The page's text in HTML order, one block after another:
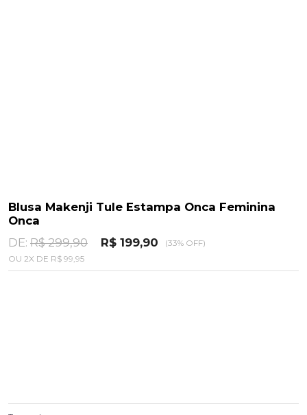
Blusa Makenji Tule Estampa Onca Feminina
Onca
DE: R$ 299,90 R$ 199,90
(33% OFF)
OU 2X DE R$ 99,95